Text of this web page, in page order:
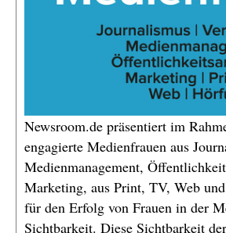
Newsroom.de präsentiert im
engagierte Medienfrauen aus
Medienmanagement,
Marketing, aus Print, TV, Web
für den Erfolg von Frauen in der
Sichtbarkeit. Diese Sichtbarkeit